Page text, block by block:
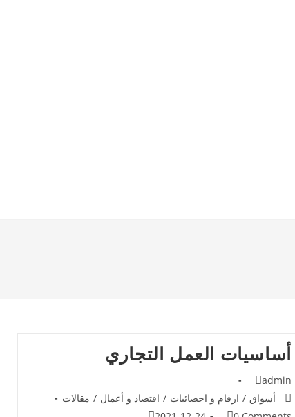
أساسيات العمل التجاري
admin
أسواق / ارقام و احصائيات / اقتصاد و أعمال / مقالات